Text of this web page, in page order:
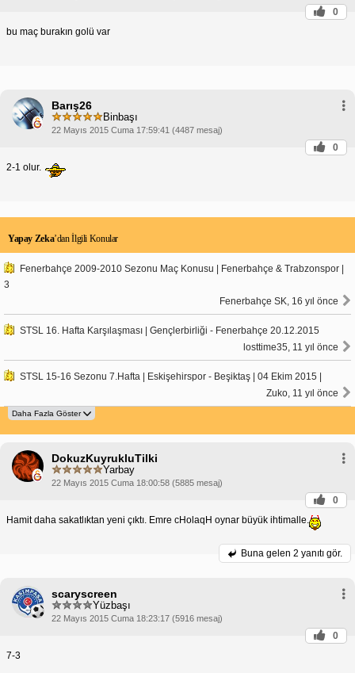
0
bu maç burakın golü var
Barış26
Binbaşı
22 Mayıs 2015 Cuma 17:59:41 (4487 mesaj)
0
2-1 olur.
Yapay Zeka’dan İlgili Konular
Fenerbahçe 2009-2010 Sezonu Maç Konusu | Fenerbahçe & Trabzonspor |
3
Fenerbahçe SK, 16 yıl önce
STSL 16. Hafta Karşılaşması | Gençlerbirliği - Fenerbahçe 20.12.2015
losttime35, 11 yıl önce
STSL 15-16 Sezonu 7.Hafta | Eskişehirspor - Beşiktaş | 04 Ekim 2015 |
Zuko, 11 yıl önce
DokuzKuyrukluTilki
Yarbay
22 Mayıs 2015 Cuma 18:00:58 (5885 mesaj)
0
Hamit daha sakatlıktan yeni çıktı. Emre cHolaqH oynar büyük ihtimalle.
Buna gelen 2 yanıtı gör.
scaryscreen
Yüzbaşı
22 Mayıs 2015 Cuma 18:23:17 (5916 mesaj)
0
7-3